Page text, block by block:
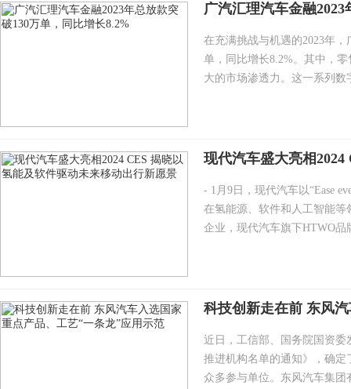
广汽汇理汽车金融
在充满挑战与机遇的2023年
单，同比增长8.2%。其中，
大的市场渗透力。这一系列
现代汽车盛大亮相
- 1月9日，现代汽车以“Ease
在氢能源、软件和人工智能
企业，现代汽车旗下HTWO品
科技创新走在前 东风
近日，工信部、国务院国资委
推进机构名单的通知》，确定
众多参与单位。东风汽车集团